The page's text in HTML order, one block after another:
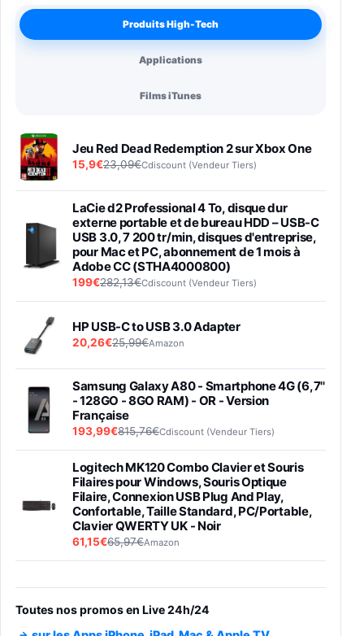
Produits High-Tech
Applications
Films iTunes
Jeu Red Dead Redemption 2 sur Xbox One
15,9€23,09€Cdiscount (Vendeur Tiers)
LaCie d2 Professional 4 To, disque dur
externe portable et de bureau HDD – USB-C
USB 3.0, 7 200 tr/min, disques d'entreprise,
pour Mac et PC, abonnement de 1 mois à
Adobe CC (STHA4000800)
199€282,13€Cdiscount (Vendeur Tiers)
HP USB-C to USB 3.0 Adapter
20,26€25,99€Amazon
Samsung Galaxy A80 - Smartphone 4G (6,7''
- 128GO - 8GO RAM) - OR - Version
Française
193,99€815,76€Cdiscount (Vendeur Tiers)
Logitech MK120 Combo Clavier et Souris
Filaires pour Windows, Souris Optique
Filaire, Connexion USB Plug And Play,
Confortable, Taille Standard, PC/Portable,
Clavier QWERTY UK - Noir
61,15€65,97€Amazon
entraénement direct 3 vitesses (33-45-78
trs/min) avec pre-ampli intégré et port USB
Toutes nos promos en Live 24h/24